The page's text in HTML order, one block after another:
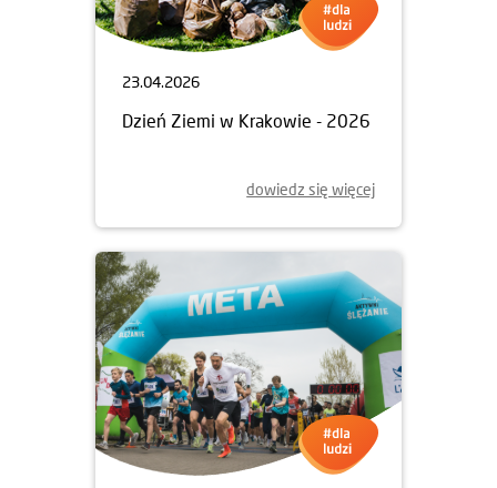
23.04.2026
Dzień Ziemi w Krakowie - 2026
dowiedz się więcej